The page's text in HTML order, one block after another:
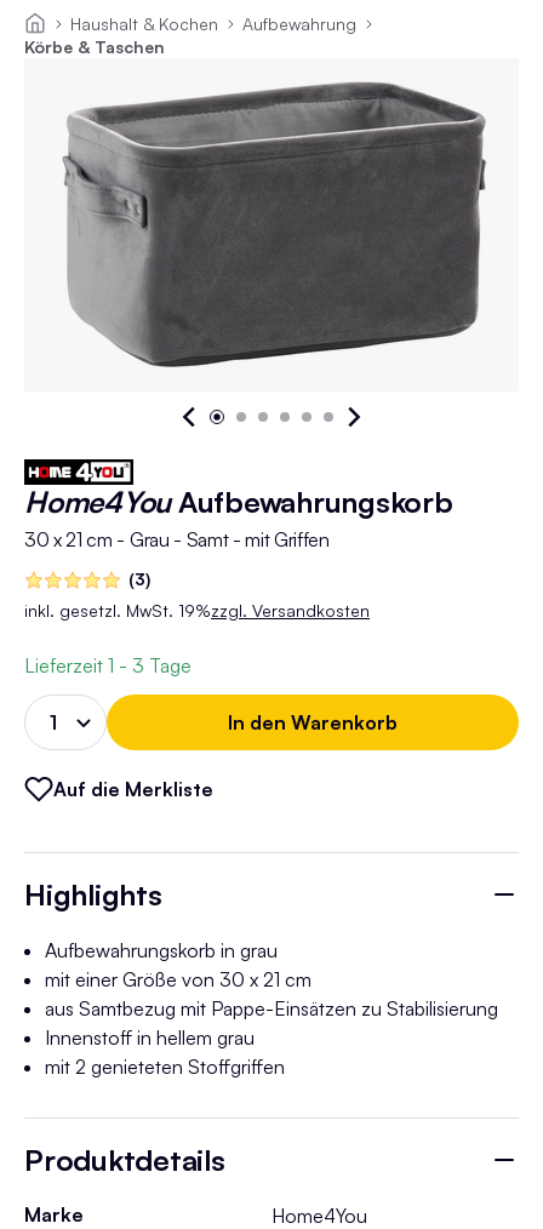
Haushalt & Kochen
Aufbewahrung
Körbe & Taschen
Home4YouAufbewahrungskorb
30 x 21 cm - Grau - Samt - mit Griffen
(3)
inkl. gesetzl. MwSt. 19%zzgl. Versandkosten
Lieferzeit 1 - 3 Tage
In den Warenkorb
Auf die Merkliste
Highlights
Aufbewahrungskorb in grau
mit einer Größe von 30 x 21 cm
aus Samtbezug mit Pappe-Einsätzen zu Stabilisierung
Innenstoff in hellem grau
mit 2 genieteten Stoffgriffen
Produktdetails
Marke
Home4You